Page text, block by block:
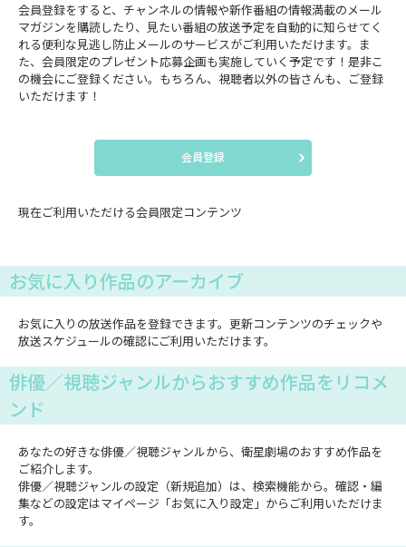
会員登録をすると、チャンネルの情報や新作番組の情報満載のメール
マガジンを購読したり、見たい番組の放送予定を自動的に知らせてく
れる便利な見逃し防止メールのサービスがご利用いただけます。ま
た、会員限定のプレゼント応募企画も実施していく予定です！是非こ
の機会にご登録ください。もちろん、視聴者以外の皆さんも、ご登録
いただけます！
会員登録
現在ご利用いただける会員限定コンテンツ
お気に入り作品のアーカイブ
お気に入りの放送作品を登録できます。更新コンテンツのチェックや
放送スケジュールの確認にご利用いただけます。
俳優／視聴ジャンルからおすすめ作品をリコメ
ンド
あなたの好きな俳優／視聴ジャンルから、衛星劇場のおすすめ作品を
ご紹介します。
俳優／視聴ジャンルの設定（新規追加）は、検索機能から。確認・編
集などの設定はマイページ「お気に入り設定」からご利用いただけま
す。